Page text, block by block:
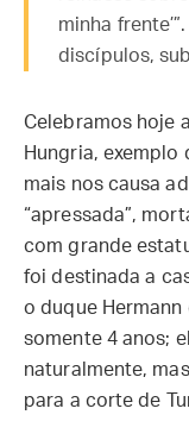
minha
discípulos,
Celebramos hoje
Hungria, exemplo
mais nos causa
“apressada”,
com grande
foi destinada a
o duque Hermann
somente 4 anos;
naturalmente,
para a corte de